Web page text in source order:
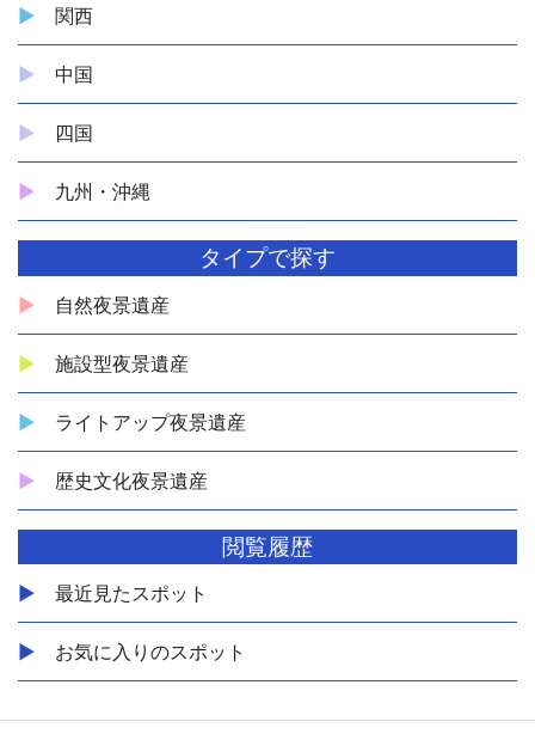
関西
中国
四国
九州・沖縄
タイプで探す
自然夜景遺産
施設型夜景遺産
ライトアップ夜景遺産
歴史文化夜景遺産
閲覧履歴
最近見たスポット
お気に入りのスポット